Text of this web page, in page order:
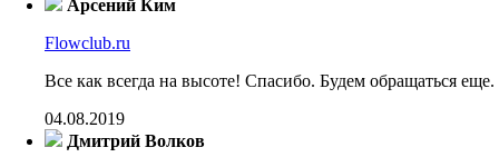
Арсений Ким
Flowclub.ru
Все как всегда на высоте! Спасибо. Будем обращаться еще.
04.08.2019
Дмитрий Волков